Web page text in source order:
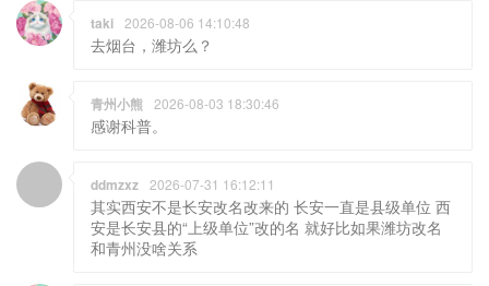
taki 2026-08-06 14:10:48
去烟台，潍坊么？
青州小熊 2026-08-03 18:30:46
感谢科普。
ddmzxz 2026-07-31 16:12:11
其实西安不是长安改名改来的 长安一直是县级单位 西
安是长安县的“上级单位”改的名 就好比如果潍坊改名
和青州没啥关系